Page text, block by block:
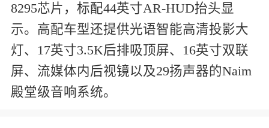
8295芯片，标配44英寸AR-HUD抬头显
示。高配车型还提供光语智能高清投影大
灯、17英寸3.5K后排吸顶屏、16英寸双联
屏、流媒体内后视镜以及29扬声器的Naim
殿堂级音响系统。